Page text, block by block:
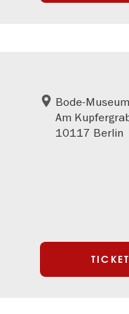
Bode-Museum
Am
10117 Berlin